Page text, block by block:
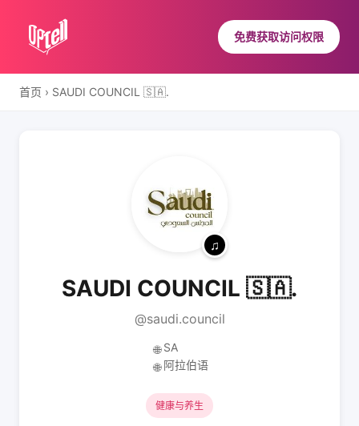
免费获取访问权限
首页 › SAUDI COUNCIL 🇸🇦.
SAUDI COUNCIL 🇸🇦.
@saudi.council
🌐 SA
🌐 阿拉伯语
健康与养生